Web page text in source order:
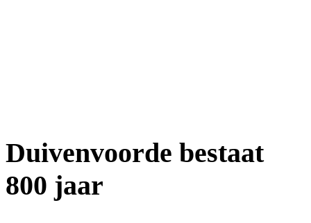
Duivenvoorde bestaat
800 jaar